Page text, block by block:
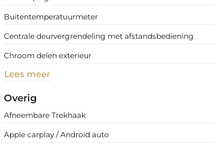
Buitentemperatuurmeter
Centrale deurvergrendeling met afstandsbediening
Chroom delen exterieur
Lees meer
Overig
Afneembare Trekhaak
Apple carplay / Android auto